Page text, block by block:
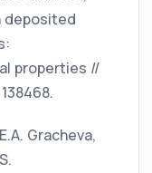
deposited
properties //
Gracheva,